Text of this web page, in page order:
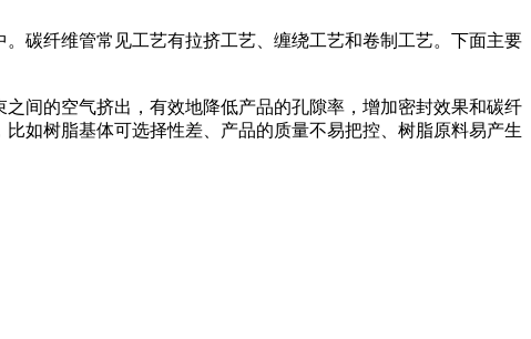
碳纤维管常见工艺有拉挤工艺、缠绕工艺和卷制工艺。下面主要
间的空气挤出，有效地降低产品的孔隙率，增加密封效果和碳纤
如树脂基体可选择性差、产品的质量不易把控、树脂原料易产生